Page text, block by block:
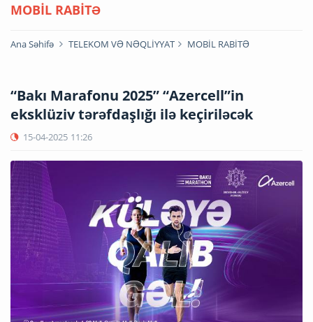
MOBİL RABİTƏ
Ana Səhifə TELEKOM VƏ NƏQLİYYAT MOBİL RABİTƏ
“Bakı Marafonu 2025” “Azercell”in
eksklüziv tərəfdaşlığı ilə keçiriləcək
15-04-2025 11:26